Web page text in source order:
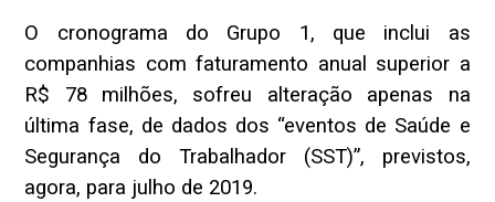
O cronograma do Grupo 1, que inclui as
companhias com faturamento anual superior a
R$ 78 milhões, sofreu alteração apenas na
última fase, de dados dos “eventos de Saúde e
Segurança do Trabalhador (SST)”, previstos,
agora, para julho de 2019.